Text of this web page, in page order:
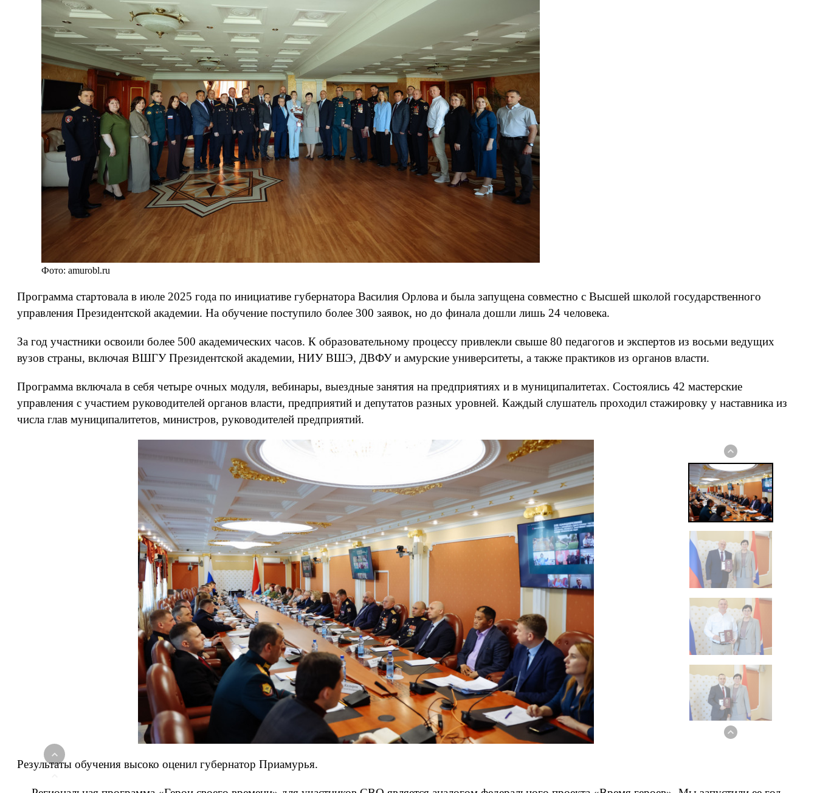
Фото: amurobl.ru
Программа стартовала в июле 2025 года по инициативе губернатора Василия Орлова и была запущена совместно с Высшей школой государственного
управления Президентской академии. На обучение поступило более 300 заявок, но до финала дошли лишь 24 человека.
За год участники освоили более 500 академических часов. К образовательному процессу привлекли свыше 80 педагогов и экспертов из восьми ведущих
вузов страны, включая ВШГУ Президентской академии, НИУ ВШЭ, ДВФУ и амурские университеты, а также практиков из органов власти.
Программа включала в себя четыре очных модуля, вебинары, выездные занятия на предприятиях и в муниципалитетах. Состоялись 42 мастерские
управления с участием руководителей органов власти, предприятий и депутатов разных уровней. Каждый слушатель проходил стажировку у наставника из
числа глав муниципалитетов, министров, руководителей предприятий.
Результаты обучения высоко оценил губернатор Приамурья.